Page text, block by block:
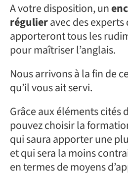
A votre disposition, un
régulieravec des experts
apporteront tous les
pour maîtriser l’anglais.
Nous arrivons à la fin de
qu’il vous ait servi.
Grâce aux éléments cités
pouvez choisir la
qui saura apporter une
et qui sera la moins
en termes de moyens